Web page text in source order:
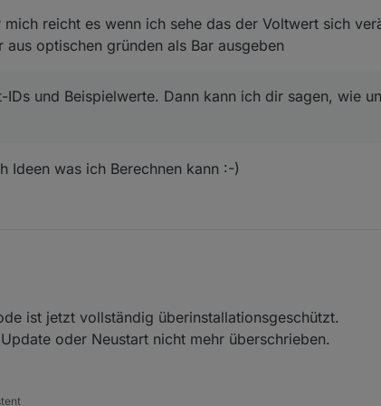
reicht es wenn ich sehe das der Voltwert sich
optischen gründen als Bar ausgeben
und Beispielwerte. Dann kann ich dir sagen, wie
Ideen was ich Berechnen kann :-)
ist jetzt vollständig überinstallationsgeschützt.
oder Neustart nicht mehr überschrieben.